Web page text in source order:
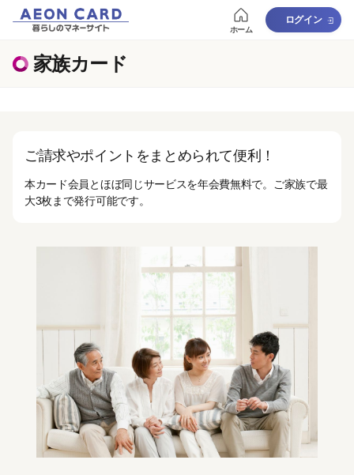
ホーム
ログイン
家族カード
ご請求やポイントをまとめられて便利！
本カード会員とほぼ同じサービスを年会費無料で。ご家族で最
大3枚まで発行可能です。